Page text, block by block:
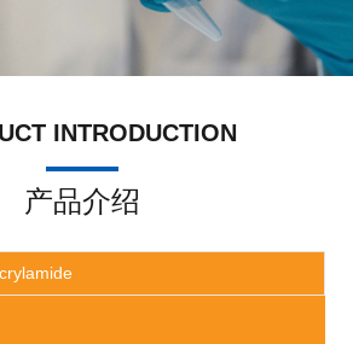
INTRODUCTION
产品介绍